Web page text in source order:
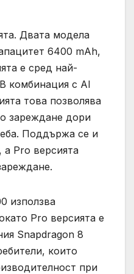
Двата модела
6400 mAh,
е сред най-
комбинация с AI
това позволява
зареждане дори
Поддържа се и
а Pro версията
използва
Pro версията е
Snapdragon 8
които
при